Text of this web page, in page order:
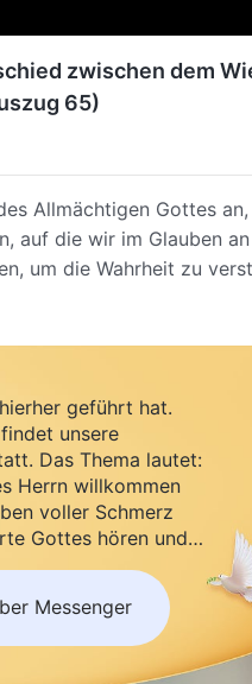
zwischen dem
65)
Allmächtigen Gottes
auf die wir im Glauben
um die Wahrheit zu
geführt hat.
unsere
Das Thema lautet:
Herrn willkommen
voller Schmerz
Gottes hören und
Messenger